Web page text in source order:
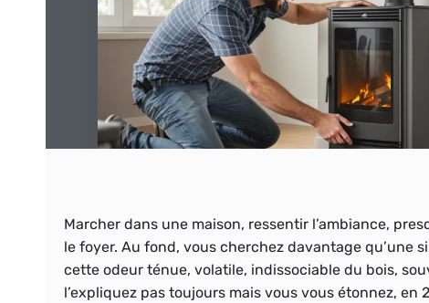
Marcher dans une maison, ressentir l’ambiance,
le foyer. Au fond, vous cherchez davantage qu’une
cette odeur ténue, volatile, indissociable du bois,
l’expliquez pas toujours mais vous vous étonnez,